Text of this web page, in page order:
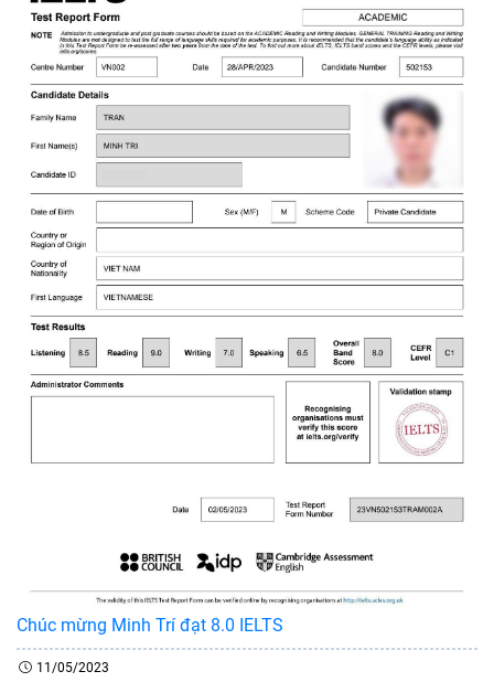
Chúc mừng Minh Trí đạt 8.0 IELTS
11/05/2023